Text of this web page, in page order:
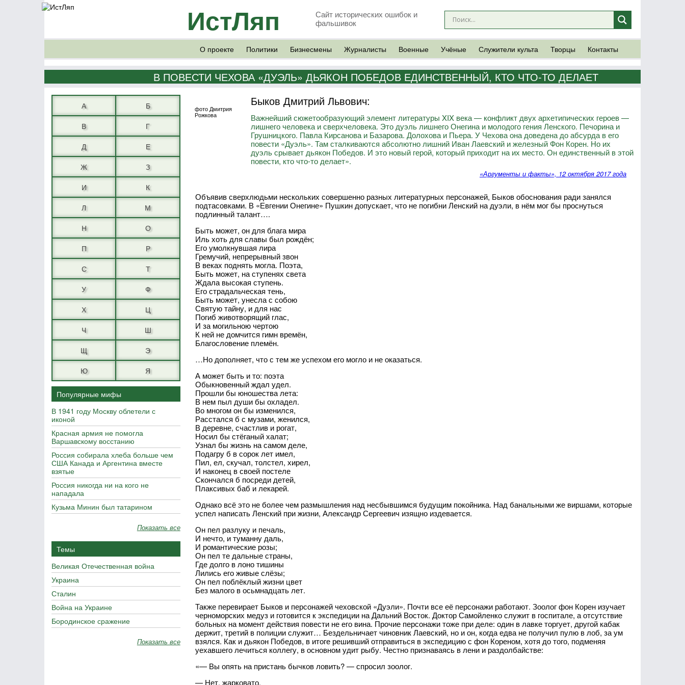
ИстЛяп
Сайт исторических ошибок и
фальшивок
О проекте Политики Бизнесмены Журналисты Военные Учёные Служители культа Творцы Контакты
В ПОВЕСТИ ЧЕХОВА «ДУЭЛЬ» ДЬЯКОН ПОБЕДОВ ЕДИНСТВЕННЫЙ, КТО ЧТО-ТО ДЕЛАЕТ
А
Б
В
Г
Д
Е
Ж
З
И
К
Л
М
Н
О
П
Р
С
Т
У
Ф
Х
Ц
Ч
Ш
Щ
Э
Ю
Я
Популярные мифы
В 1941 году Москву облетели с
иконой
Красная армия не помогла
Варшавскому восстанию
Россия собирала хлеба больше чем
США Канада и Аргентина вместе
взятые
Россия никогда ни на кого не
нападала
Кузьма Минин был татарином
Показать все
Темы
Великая Отечественная война
Украина
Сталин
Война на Украине
Бородинское сражение
Показать все
фото Дмитрия
Рожкова
Быков Дмитрий Львович:
Важнейший сюжетообразующий элемент литературы XIX века — конфликт двух архетипических героев —
лишнего человека и сверхчеловека. Это дуэль лишнего Онегина и молодого гения Ленского. Печорина и
Грушницкого. Павла Кирсанова и Базарова. Долохова и Пьера. У Чехова она доведена до абсурда в его
повести «Дуэль». Там сталкиваются абсолютно лишний Иван Лаевский и железный Фон Корен. Но их
дуэль срывает дьякон Победов. И это новый герой, который приходит на их место. Он единственный в этой
повести, кто что-то делает».
«Аргументы и факты», 12 октября 2017 года
Объявив сверхлюдьми нескольких совершенно разных литературных персонажей, Быков обоснования ради занялся
подтасовками. В «Евгении Онегине» Пушкин допускает, что не погибни Ленский на дуэли, в нём мог бы проснуться
подлинный талант….
Быть может, он для блага мира
Иль хоть для славы был рождён;
Его умолкнувшая лира
Гремучий, непрерывный звон
В веках поднять могла. Поэта,
Быть может, на ступенях света
Ждала высокая ступень.
Его страдальческая тень,
Быть может, унесла с собою
Святую тайну, и для нас
Погиб животворящий глас,
И за могильною чертою
К ней не домчится гимн времён,
Благословение племён.
…Но дополняет, что с тем же успехом его могло и не оказаться.
А может быть и то: поэта
Обыкновенный ждал удел.
Прошли бы юношества лета:
В нем пыл души бы охладел.
Во многом он бы изменился,
Расстался б с музами, женился,
В деревне, счастлив и рогат,
Носил бы стёганый халат;
Узнал бы жизнь на самом деле,
Подагру б в сорок лет имел,
Пил, ел, скучал, толстел, хирел,
И наконец в своей постеле
Скончался б посреди детей,
Плаксивых баб и лекарей.
Однако всё это не более чем размышления над несбывшимся будущим покойника. Над банальными же виршами, которые
успел написать Ленский при жизни, Александр Сергеевич изящно издевается.
Он пел разлуку и печаль,
И нечто, и туманну даль,
И романтические розы;
Он пел те дальные страны,
Где долго в лоно тишины
Лились его живые слёзы;
Он пел поблёклый жизни цвет
Без малого в осьмнадцать лет.
Также перевирает Быков и персонажей чеховской «Дуэли». Почти все её персонажи работают. Зоолог фон Корен изучает
черноморских медуз и готовится к экспедиции на Дальний Восток. Доктор Самойленко служит в госпитале, а отсутствие
больных на момент действия повести не его вина. Прочие персонажи тоже при деле: один в лавке торгует, другой кабак
держит, третий в полиции служит… Бездельничает чиновник Лаевский, но и он, когда едва не получил пулю в лоб, за ум
взялся. Как и дьякон Победов, в итоге решивший отправиться в экспедицию с фон Кореном, хотя до того, подменяя
уехавшего лечиться коллегу, в основном удит рыбу. Честно признаваясь в лени и раздолбайстве:
«— Вы опять на пристань бычков ловить? — спросил зоолог.
— Нет, жарковато.